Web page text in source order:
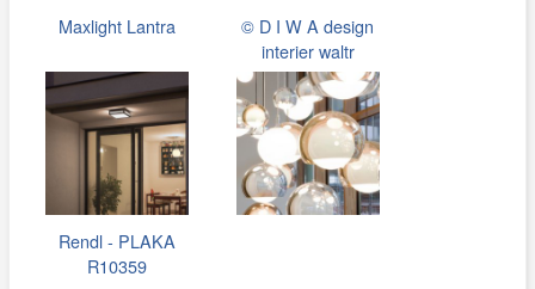
Maxlight Lantra
© D I W A design
interier waltr
Rendl - PLAKA
R10359